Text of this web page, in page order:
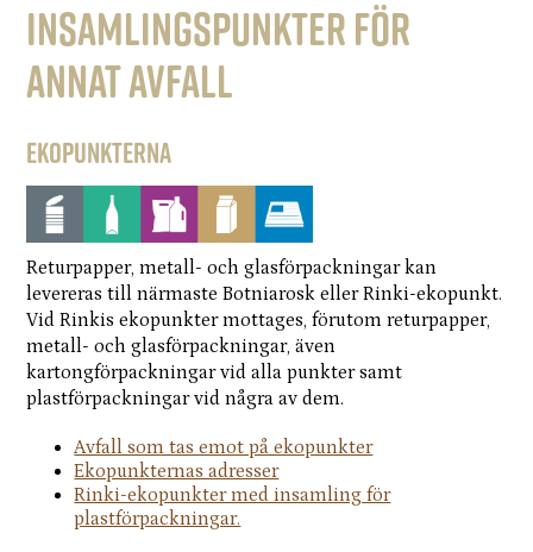
Insamlingspunkter för
annat avfall
Ekopunkterna
Returpapper, metall- och glasförpackningar kan
levereras till närmaste Botniarosk eller Rinki-ekopunkt.
Vid Rinkis ekopunkter mottages, förutom returpapper,
metall- och glasförpackningar, även
kartongförpackningar vid alla punkter samt
plastförpackningar vid några av dem.
Avfall som tas emot på ekopunkter
Ekopunkternas adresser
Rinki-ekopunkter med insamling för
plastförpackningar.